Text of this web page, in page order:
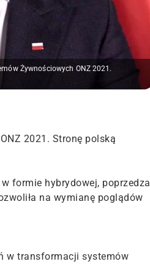
Żywnościowych ONZ 2021.
2021. Stronę polską
formie hybrydowej, poprzedza
na wymianę poglądów
w transformacji systemów